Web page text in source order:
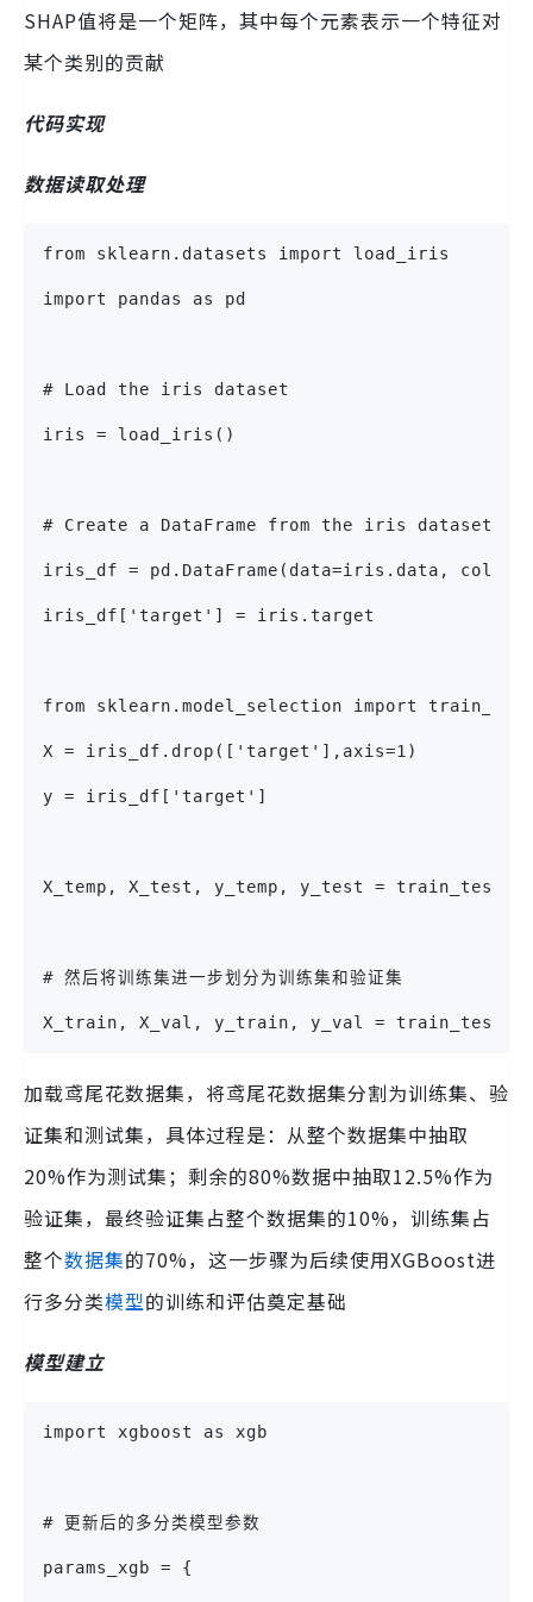
SHAP值将是一个矩阵，其中每个元素表示一个特征对
某个类别的贡献
代码实现
数据读取处理
from sklearn.datasets import load_iris
import pandas as pd
# Load the iris dataset
iris = load_iris()
# Create a DataFrame from the iris dataset
iris_df = pd.DataFrame(data=iris.data,
iris_df['target'] = iris.target
from sklearn.model_selection import
X = iris_df.drop(['target'],axis=1)
y = iris_df['target']
X_temp, X_test, y_temp, y_test =
# 然后将训练集进一步划分为训练集和验证集
X_train, X_val, y_train, y_val =
加载鸢尾花数据集，将鸢尾花数据集分割为训练集、验
证集和测试集，具体过程是：从整个数据集中抽取
20%作为测试集；剩余的80%数据中抽取12.5%作为
验证集，最终验证集占整个数据集的10%，训练集占
整个数据集的70%，这一步骤为后续使用XGBoost进
行多分类模型的训练和评估奠定基础
模型建立
import xgboost as xgb
# 更新后的多分类模型参数
params_xgb = {